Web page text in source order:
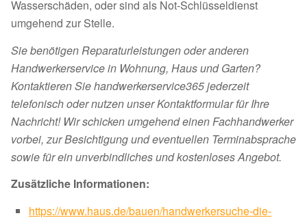
Wasserschäden, oder sind als Not-Schlüsseldienst
umgehend zur Stelle.
Sie benötigen Reparaturleistungen oder anderen
Handwerkerservice in Wohnung, Haus und Garten?
Kontaktieren Sie handwerkerservice365 jederzeit
telefonisch oder nutzen unser Kontaktformular für Ihre
Nachricht! Wir schicken umgehend einen Fachhandwerker
vorbei, zur Besichtigung und eventuellen Terminabsprache
sowie für ein unverbindliches und kostenloses Angebot.
Zusätzliche Informationen:
https://www.haus.de/bauen/handwerkersuche-die-